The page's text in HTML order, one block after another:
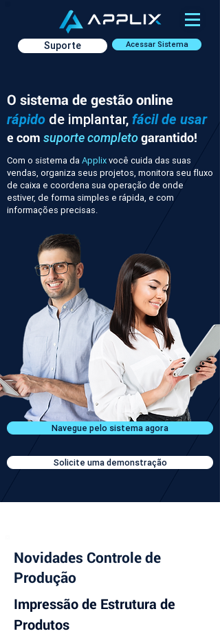
Acessar Sistema
Suporte
O sistema de gestão online
rápido de implantar, fácil de usar
e com suporte completogarantido!
Com o sistema daApplixvocê cuida das suas
vendas, organiza seus projetos, monitora seu fluxo
de caixa e coordena sua operação de onde
estiver, de forma simples e rápida, e com
informações precisas.
Navegue pelo sistema agora
Solicite uma demonstração
Novidades Controle de
Produção
Impressão de Estrutura de
Produtos